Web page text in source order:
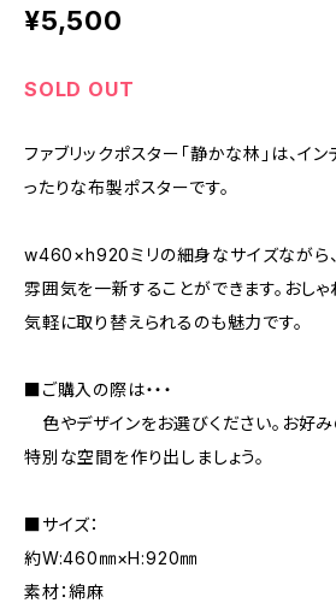
¥5,500
SOLD OUT
ファブリックポスター「静かな林」は、イ
ったりな布製ポスターです。
w460×h920ミリの細身なサイズながら
雰囲気を一新することができます。おし
気軽に取り替えられるのも魅力です。
■ご購入の際は・・・
色やデザインをお選びください。お好
特別な空間を作り出しましょう。
■サイズ：
約W:460㎜×H:920㎜
素材：綿麻